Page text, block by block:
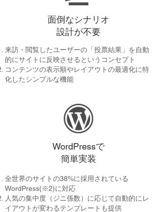
面倒なシナリオ
設計が不要
来訪・閲覧したユーザーの「投票結果」を自動
的にサイトに反映させるというコンセプト
コンテンツの表示順やレイアウトの最適化に特
化したシンプルな機能
WordPressで
簡単実装
全世界のサイトの38%に採用されている
WordPress(※2)に対応
人気の集中度（ジニ係数）に応じて自動的にレ
イアウトが変わるテンプレートも提供